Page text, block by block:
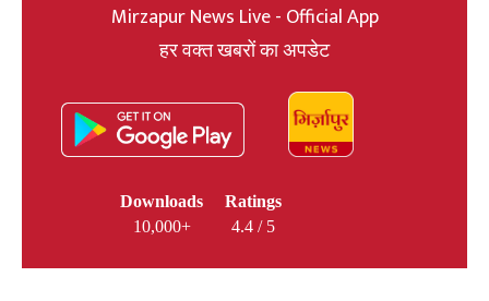
Mirzapur News Live - Official App
हर वक्त खबरों का अपडेट
Downloads
10,000+
Ratings
4.4 / 5